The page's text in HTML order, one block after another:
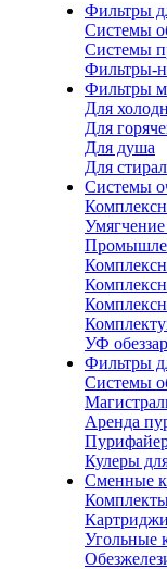
Фильтры
Системы
Системы
Фильтры-
Фильтры
Для
Для
Для душа
Для
Системы
УФ
Фильтры
Системы
Аренда
Кулеры
Сменные
Угольные